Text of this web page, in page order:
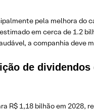
pela melhora
em cerca de 1.2
a companhia deve
de
R$ 1,18 bilhão em 2028,